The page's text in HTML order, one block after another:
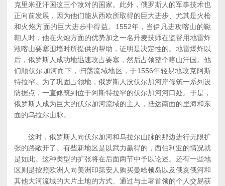
克里米亚汗国这三个敌对的国家。此外，俄罗斯人的军事技术也
正向前发展，因为他们能从西欧所取得的巨大进步、尤其是火枪
和火炮方面的巨大进步中得益。1552年，当伊凡进攻喀山的鞑
靼人时，他在火炮方面的优势加之一名丹麦技师在监督用地雷炸
毁喀山要塞围墙时所提供的帮助，证明是决定性的。地雷爆炸以
后，俄罗斯人成功地迅速攻占要塞，然后占领整个喀山汗国。他
们顺伏尔加河而下，扫荡流域地区，于1556年轻易地攻克阿斯
特拉罕。为了巩固占领地，俄罗斯人没伏尔加河岸修筑一系列设
防据点，一直修筑到位于阿斯特拉罕的伏尔加河河口处。于是，
俄罗斯人成为巨大的伏尔加河流域的主人，抵达南面的里海和东
面的乌拉尔山脉。
这时，俄罗斯人向伏尔加河和乌拉尔山脉的那边进行无限扩
张的路敞开了。有些新地区是以武力赢得的，西伯利亚的情况就
是如此。这种类型的扩张将在后面两节中予以论述。还有一些地
区则是按照欧洲人向美洲印第安人购买曼哈顿岛以及俄亥俄河和
其他大河流域的大片土地的方式、通过与土著首领的个人交易获